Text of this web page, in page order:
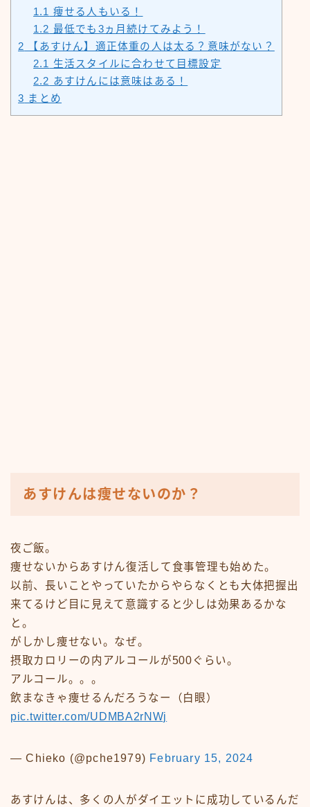
1.1 痩せる人もいる！
1.2 最低でも3ヵ月続けてみよう！
2 【あすけん】適正体重の人は太る？意味がない？
2.1 生活スタイルに合わせて目標設定
2.2 あすけんには意味はある！
3 まとめ
あすけんは痩せないのか？
夜ご飯。
痩せないからあすけん復活して食事管理も始めた。
以前、長いことやっていたからやらなくとも大体把握出
来てるけど目に見えて意識すると少しは効果あるかな
と。
がしかし痩せない。なぜ。
摂取カロリーの内アルコールが500ぐらい。
アルコール。。。
飲まなきゃ痩せるんだろうなー（白眼）
pic.twitter.com/UDMBA2rNWj
— Chieko (@pche1979) February 15, 2024
あすけんは、多くの人がダイエットに成功しているんだ